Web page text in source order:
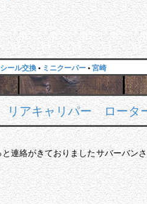
ール交換• ミニクーパー•宮崎
リアキャリパー ロー
と連絡がきておりましたサバーバ